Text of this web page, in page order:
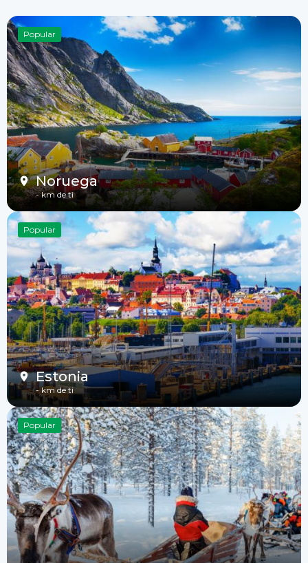
Popular
Noruega
-km de ti
Popular
Estonia
-km de ti
Popular